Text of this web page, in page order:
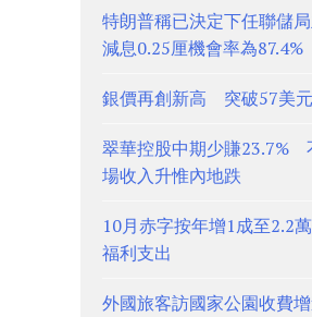
特朗普稱已決定下任聯儲
減息0.25厘機會率為87.4%
銀價再創新高 突破57美元
翠華控股中期少賺
場收入升惟內地跌
10月赤字按年增1成至2.2
福利支出
外國旅客訪國家公園收費